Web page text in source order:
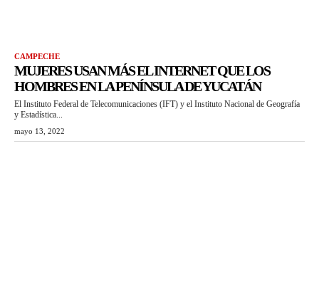
CAMPECHE
MUJERES USAN MÁS EL INTERNET QUE LOS
HOMBRES EN LA PENÍNSULA DE YUCATÁN
El Instituto Federal de Telecomunicaciones (IFT) y el Instituto Nacional de Geografía
y Estadística...
mayo 13, 2022